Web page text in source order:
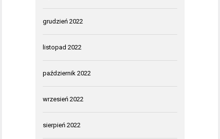
grudzień 2022
listopad 2022
październik 2022
wrzesień 2022
sierpień 2022